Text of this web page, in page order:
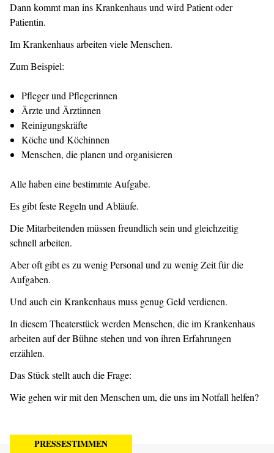
Dann kommt man ins Krankenhaus und wird Patient oder
Patientin.
Im Krankenhaus arbeiten viele Menschen.
Zum Beispiel:
Pfleger und Pflegerinnen
Ärzte und Ärztinnen
Reinigungskräfte
Köche und Köchinnen
Menschen, die planen und organisieren
Alle haben eine bestimmte Aufgabe.
Es gibt feste Regeln und Abläufe.
Die Mitarbeitenden müssen freundlich sein und gleichzeitig
schnell arbeiten.
Aber oft gibt es zu wenig Personal und zu wenig Zeit für die
Aufgaben.
Und auch ein Krankenhaus muss genug Geld verdienen.
In diesem Theaterstück werden Menschen, die im Krankenhaus
arbeiten auf der Bühne stehen und von ihren Erfahrungen
erzählen.
Das Stück stellt auch die Frage:
Wie gehen wir mit den Menschen um, die uns im Notfall helfen?
PRESSESTIMMEN